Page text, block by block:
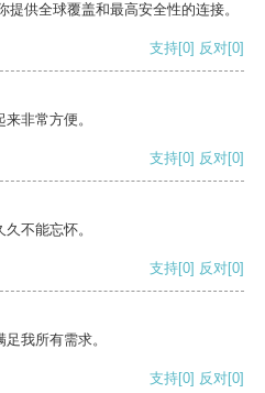
供全球覆盖和最高安全性的连接。
支持[0] 反对[0]
非常方便。
支持[0] 反对[0]
不能忘怀。
支持[0] 反对[0]
我所有需求。
支持[0] 反对[0]